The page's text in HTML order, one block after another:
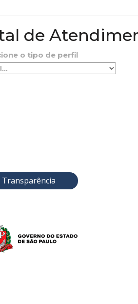
de
o tipo de perfil
Transparência